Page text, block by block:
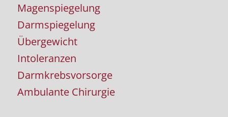
Magenspiegelung
Darmspiegelung
Übergewicht
Intoleranzen
Darmkrebsvorsorge
Ambulante Chirurgie